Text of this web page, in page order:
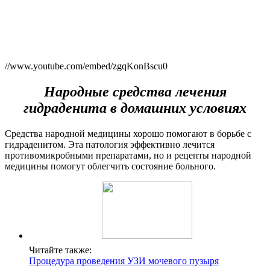
//www.youtube.com/embed/zgqKonBscu0
Народные средства лечения
гидраденита в домашних условиях
Средства народной медицины хорошо помогают в борьбе с
гидраденитом. Эта патология эффективно лечится
противомикробными препаратами, но и рецепты народной
медицины помогут облегчить состояние больного.
Читайте также:
Процедура проведения УЗИ мочевого пузыря